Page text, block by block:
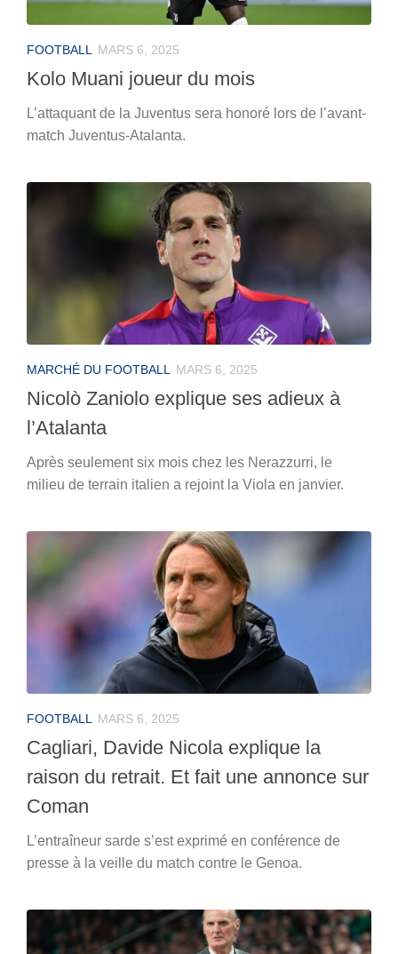
FOOTBALL MARS 6, 2025
Kolo Muani joueur du mois
L’attaquant de la Juventus sera honoré lors de l’avant-
match Juventus-Atalanta.
MARCHÉ DU FOOTBALL MARS 6, 2025
Nicolò Zaniolo explique ses adieux à
l’Atalanta
Après seulement six mois chez les Nerazzurri, le
milieu de terrain italien a rejoint la Viola en janvier.
FOOTBALL MARS 6, 2025
Cagliari, Davide Nicola explique la
raison du retrait. Et fait une annonce sur
Coman
L’entraîneur sarde s’est exprimé en conférence de
presse à la veille du match contre le Genoa.